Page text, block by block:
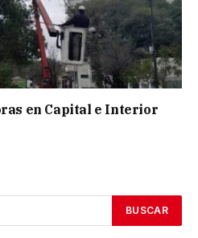
en Capital e Interior